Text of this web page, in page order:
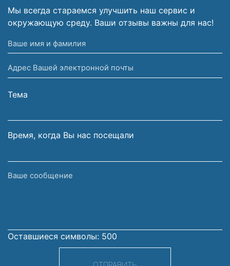
Мы всегда стараемся улучшить наш сервис и
окружающую среду. Ваши отзывы важны для нас!
Ваше
имя
и
фамилия
Адрес
Вашей
электронной
Тема
Время, когда Вы нас посещали
Ваше
Оставшиеся символы: 500